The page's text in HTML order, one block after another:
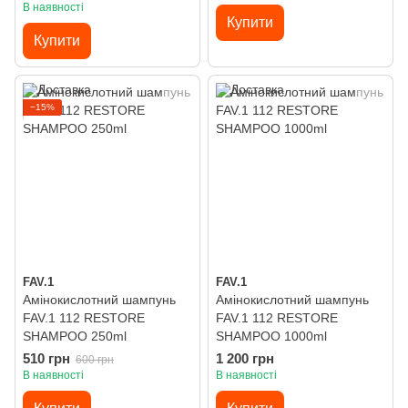
В наявності
Купити
Купити
−15%
FAV.1
Амінокислотний шампунь
FAV.1 112 RESTORE
SHAMPOO 250ml
510 грн 600 грн
В наявності
FAV.1
Амінокислотний шампунь
FAV.1 112 RESTORE
SHAMPOO 1000ml
1 200 грн
В наявності